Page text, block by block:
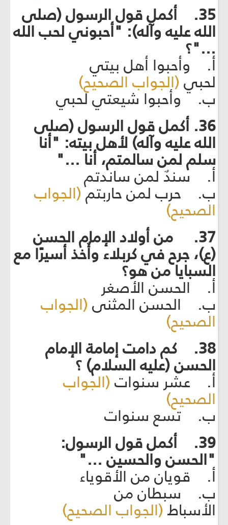
35. أكمل قول الرسول (صلى
الله عليه وآله): "أحبوني لحب الله
..."؟
أ. وأحبوا أهل بيتي
لحبي (الجواب الصحيح)
ب. وأحبوا شيعتي لحبي
36. أكمل قول الرسول (صلى
الله عليه وآله) لأهل بيته: "أنا
سلم لمن سالمتم، أنا ..."
أ. سندٌ لمن ساندتم
ب. حرب لمن حاربتم(الجواب
الصحيح)
37. من أولاد الإمام الحسن
(ع)، جرح في كربلاء وأُخذ أسيرًا مع
السبايا من هو؟
أ. الحسن الأصغر
ب. الحسن المثنى (الجواب
الصحيح)
38. كم دامت إمامة الإمام
الحسن (عليه السلام) ؟
أ. عشر سنوات (الجواب
الصحيح)
ب. تسع سنوات
39. أكمل قول الرسول:
"الحسن والحسين ..."
أ. قويان من الأقوياء
ب. سبطان من
الأسباط (الجواب الصحيح)